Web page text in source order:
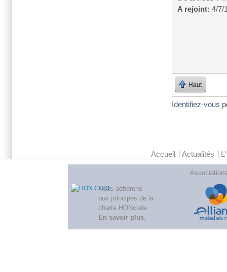
A rejoint: 4/7/
Haut
Identifiez-vous
Accueil Actualités
Nous adhérons
aux principes de la
charte HONcode
En savoir plus.